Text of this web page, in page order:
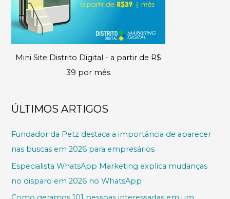
Mini Site Distrito Digital - a partir de R$
39 por mês
ÚLTIMOS ARTIGOS
Fundador da Petz destaca a importância de aparecer
nas buscas em 2026 para empresários
Especialista WhatsApp Marketing explica mudanças
no disparo em 2026 no WhatsApp